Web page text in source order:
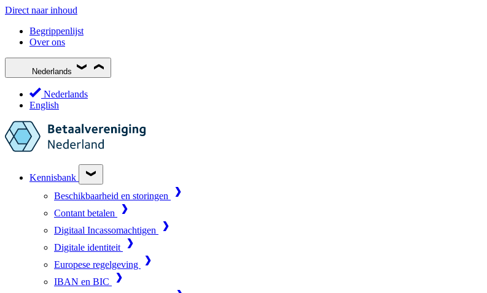
Direct naar inhoud
Begrippenlijst
Over ons
Nederlands
Nederlands
English
Kennisbank
Beschikbaarheid en storingen
Contant betalen
Digitaal Incassomachtigen
Digitale identiteit
Europese regelgeving
IBAN en BIC